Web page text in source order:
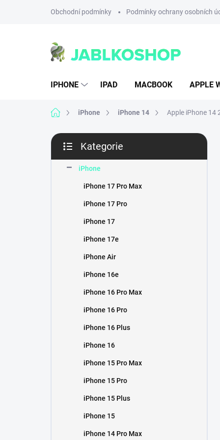
Obchodní podmínky Podmínky ochrany osobních
IPHONE IPAD MACBOOK APPLE
Domů iPhone iPhone 14 Apple iPhone 14
P
s
kategorie
Kategorie
iPhone
iPhone 17 Pro Max
iPhone 17 Pro
iPhone 17
iPhone 17e
iPhone Air
iPhone 16e
iPhone 16 Pro Max
iPhone 16 Pro
iPhone 16 Plus
iPhone 16
iPhone 15 Pro Max
iPhone 15 Pro
iPhone 15 Plus
iPhone 15
iPhone 14 Pro Max